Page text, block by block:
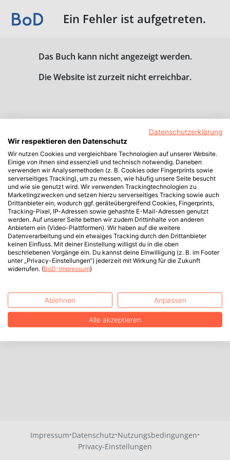
Ein Fehler ist aufgetreten.
Das Buch kann nicht angezeigt werden.
Die Website ist zurzeit nicht erreichbar.
Impressum·Datenschutz·Nutzungsbedingungen·
Privacy-Einstellungen
Datenschutzerklärung
Wir respektieren den Datenschutz
Wir nutzen Cookies und vergleichbare Technologien auf unserer Website.
Einige von ihnen sind essenziell und technisch notwendig. Daneben
verwenden wir Analysemethoden (z. B. Cookies oder Fingerprints sowie
serverseitiges Tracking), um zu messen, wie häufig unsere Seite besucht
und wie sie genutzt wird. Wir verwenden Trackingtechnologien zu
Marketingzwecken und setzen hierzu serverseitiges Tracking sowie auch
Drittanbieter ein, wodurch ggf. geräteübergreifend Cookies, Fingerprints,
Tracking-Pixel, IP-Adressen sowie gehashte E-Mail-Adressen genutzt
werden. Auf unserer Seite betten wir zudem Drittinhalte von anderen
Anbietern ein (Video-Plattformen). Wir haben auf die weitere
Datenverarbeitung und ein etwaiges Tracking durch den Drittanbieter
keinen Einfluss. Mit deiner Einstellung willigst du in die oben
beschriebenen Vorgänge ein. Du kannst deine Einwilligung (z. B. im Footer
unter „Privacy-Einstellungen“) jederzeit mit Wirkung für die Zukunft
widerrufen. (BoD-Impressum)
Ablehnen Anpassen
Alle akzeptieren